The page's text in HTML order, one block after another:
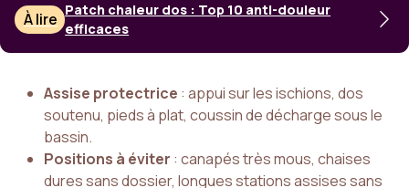
À lire Patch chaleur dos : Top 10 anti-douleur
efficaces
Assise protectrice : appui sur les ischions, dos
soutenu, pieds à plat, coussin de décharge sous le
bassin.
Positions à éviter : canapés très mous, chaises
dures sans dossier, longues stations assises sans